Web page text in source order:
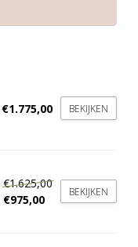
€1.775,00 BEKIJKEN
€1.625,00
€975,00
BEKIJKEN